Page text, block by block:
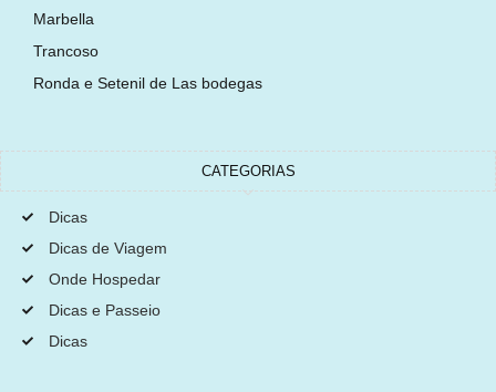
Marbella
Trancoso
Ronda e Setenil de Las bodegas
CATEGORIAS
Dicas
Dicas de Viagem
Onde Hospedar
Dicas e Passeio
Dicas